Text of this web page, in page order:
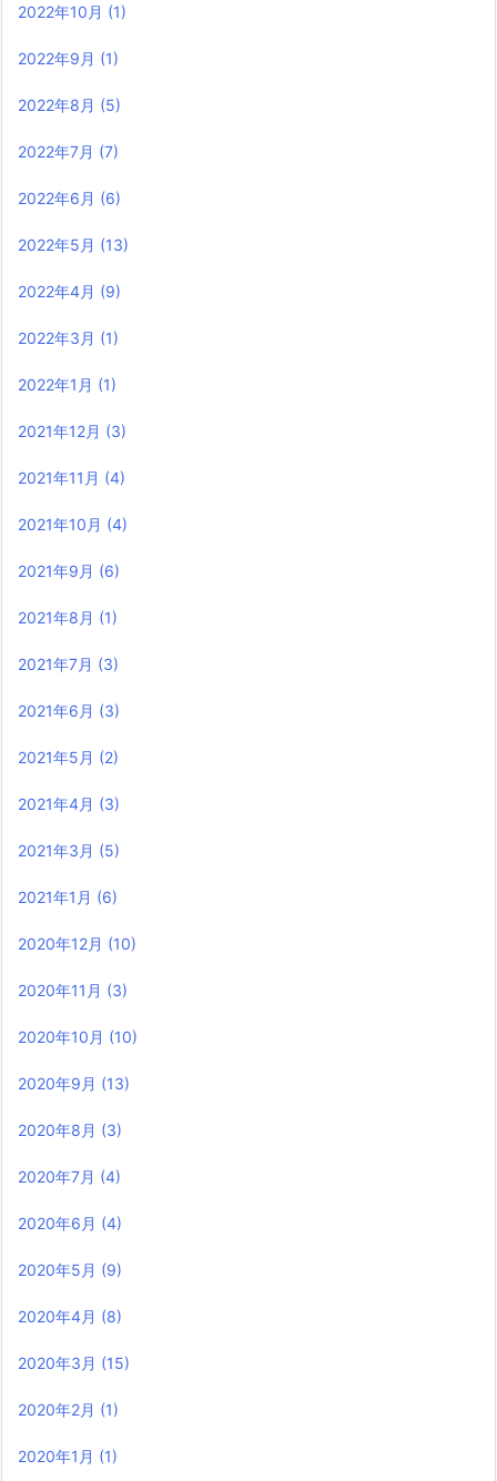
2022年10月 (1)
2022年9月 (1)
2022年8月 (5)
2022年7月 (7)
2022年6月 (6)
2022年5月 (13)
2022年4月 (9)
2022年3月 (1)
2022年1月 (1)
2021年12月 (3)
2021年11月 (4)
2021年10月 (4)
2021年9月 (6)
2021年8月 (1)
2021年7月 (3)
2021年6月 (3)
2021年5月 (2)
2021年4月 (3)
2021年3月 (5)
2021年1月 (6)
2020年12月 (10)
2020年11月 (3)
2020年10月 (10)
2020年9月 (13)
2020年8月 (3)
2020年7月 (4)
2020年6月 (4)
2020年5月 (9)
2020年4月 (8)
2020年3月 (15)
2020年2月 (1)
2020年1月 (1)